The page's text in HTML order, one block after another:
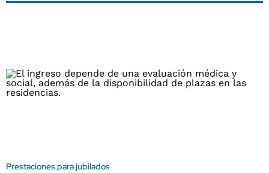
Prestaciones para jubilados